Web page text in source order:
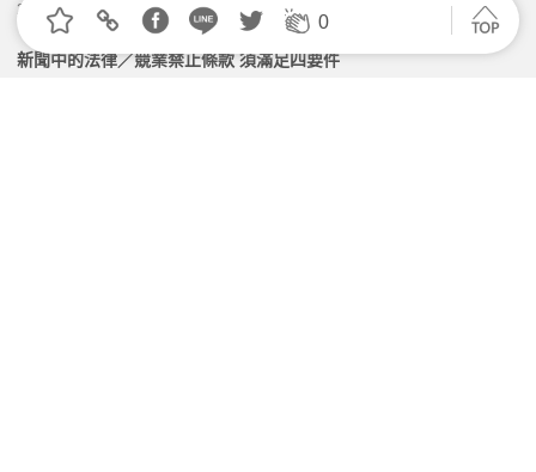
0
2026.05.12 | 104小編 | 2119觀看數
新聞中的法律／競業禁止條款 須滿足四要件